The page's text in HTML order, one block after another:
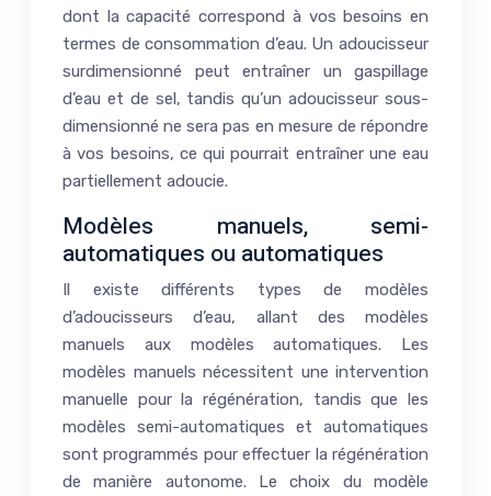
dont la capacité correspond à vos besoins en
termes de consommation d’eau. Un adoucisseur
surdimensionné peut entraîner un gaspillage
d’eau et de sel, tandis qu’un adoucisseur sous-
dimensionné ne sera pas en mesure de répondre
à vos besoins, ce qui pourrait entraîner une eau
partiellement adoucie.
Modèles manuels, semi-
automatiques ou automatiques
Il existe différents types de modèles
d’adoucisseurs d’eau, allant des modèles
manuels aux modèles automatiques. Les
modèles manuels nécessitent une intervention
manuelle pour la régénération, tandis que les
modèles semi-automatiques et automatiques
sont programmés pour effectuer la régénération
de manière autonome. Le choix du modèle